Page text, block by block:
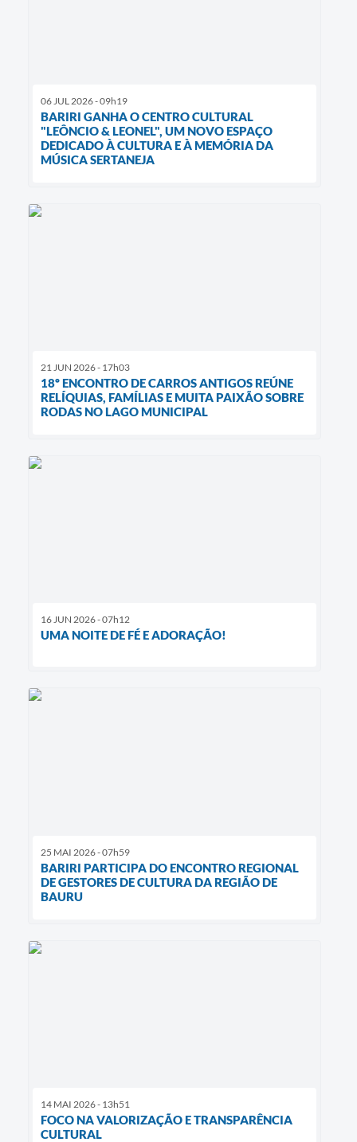
06 JUL 2026 - 09h19
BARIRI GANHA O CENTRO CULTURAL
"LEÔNCIO & LEONEL", UM NOVO ESPAÇO
DEDICADO À CULTURA E À MEMÓRIA DA
MÚSICA SERTANEJA
21 JUN 2026 - 17h03
18º ENCONTRO DE CARROS ANTIGOS REÚNE
RELÍQUIAS, FAMÍLIAS E MUITA PAIXÃO SOBRE
RODAS NO LAGO MUNICIPAL
16 JUN 2026 - 07h12
UMA NOITE DE FÉ E ADORAÇÃO!
25 MAI 2026 - 07h59
BARIRI PARTICIPA DO ENCONTRO REGIONAL
DE GESTORES DE CULTURA DA REGIÃO DE
BAURU
14 MAI 2026 - 13h51
FOCO NA VALORIZAÇÃO E TRANSPARÊNCIA
CULTURAL